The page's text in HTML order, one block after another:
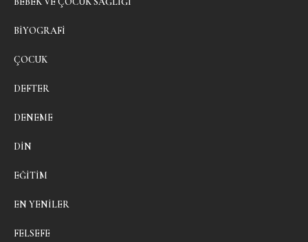
BIYOGRAFI
ÇOCUK
DEFTER
DENEME
DIN
EĞITIM
EN YENILER
FELSEFE